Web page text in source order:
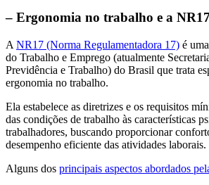
– Ergonomia no trabalho e a NR17
A NR17 (Norma Regulamentadora 17) é
do Trabalho e Emprego (atualmente
Previdência e Trabalho) do Brasil que trata
ergonomia no trabalho.
Ela estabelece as diretrizes e os requisitos
das condições de trabalho às características
trabalhadores, buscando proporcionar
desempenho eficiente das atividades laborais.
Alguns dos principais aspectos abordados